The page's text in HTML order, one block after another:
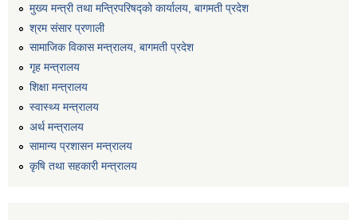
मुख्य मन्त्री तथा मन्त्रिपरिषद्को कार्यालय, बागमती प्रदेश
श्रम संसार प्रणाली
सामाजिक विकास मन्त्रालय, बागमती प्रदेश
गृह मन्त्रालय
शिक्षा मन्त्रालय
स्वास्थ्य मन्त्रालय
अर्थ मन्त्रालय
सामान्य प्रशासन मन्त्रालय
कृषि तथा सहकारी मन्त्रालय